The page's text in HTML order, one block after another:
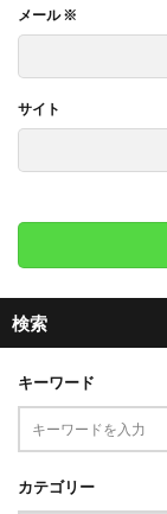
メール※
サイト
検索
キーワード
カテゴリー